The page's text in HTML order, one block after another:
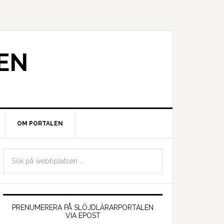
OM PORTALEN
PRENUMERERA PÅ SLÖJDLÄRARPORTALEN
VIA EPOST